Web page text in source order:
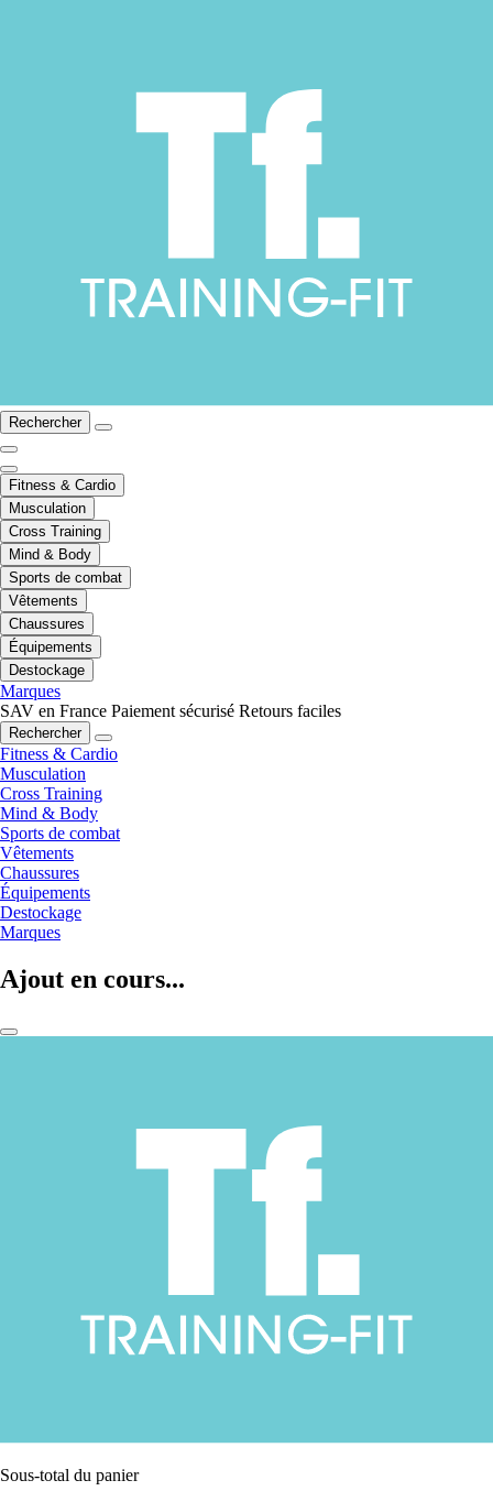
Rechercher
Fitness & Cardio
Musculation
Cross Training
Mind & Body
Sports de combat
Vêtements
Chaussures
Équipements
Destockage
Marques
SAV en France Paiement sécurisé Retours faciles
Rechercher
Fitness & Cardio
Musculation
Cross Training
Mind & Body
Sports de combat
Vêtements
Chaussures
Équipements
Destockage
Marques
Ajout en cours...
Sous-total du panier